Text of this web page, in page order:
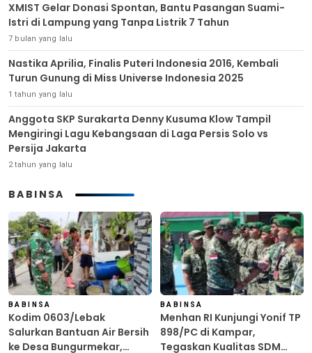
XMIST Gelar Donasi Spontan, Bantu Pasangan Suami-
Istri di Lampung yang Tanpa Listrik 7 Tahun
7 bulan yang lalu
Nastika Aprilia, Finalis Puteri Indonesia 2016, Kembali
Turun Gunung di Miss Universe Indonesia 2025
1 tahun yang lalu
Anggota SKP Surakarta Denny Kusuma Klow Tampil
Mengiringi Lagu Kebangsaan di Laga Persis Solo vs
Persija Jakarta
2 tahun yang lalu
BABINSA
BABINSA
Kodim 0603/Lebak
Salurkan Bantuan Air Bersih
ke Desa Bungurmekar,
BABINSA
Menhan RI Kunjungi Yonif TP
898/PC di Kampar,
Tegaskan Kualitas SDM